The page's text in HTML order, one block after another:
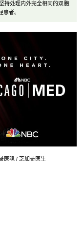
持处理内外完全相同的双胞
者。
医魂 / 芝加哥医生